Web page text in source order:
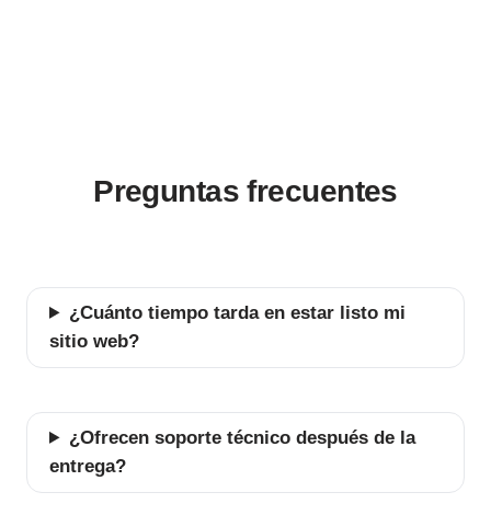
Preguntas frecuentes
¿Cuánto tiempo tarda en estar listo mi
sitio web?
¿Ofrecen soporte técnico después de la
entrega?